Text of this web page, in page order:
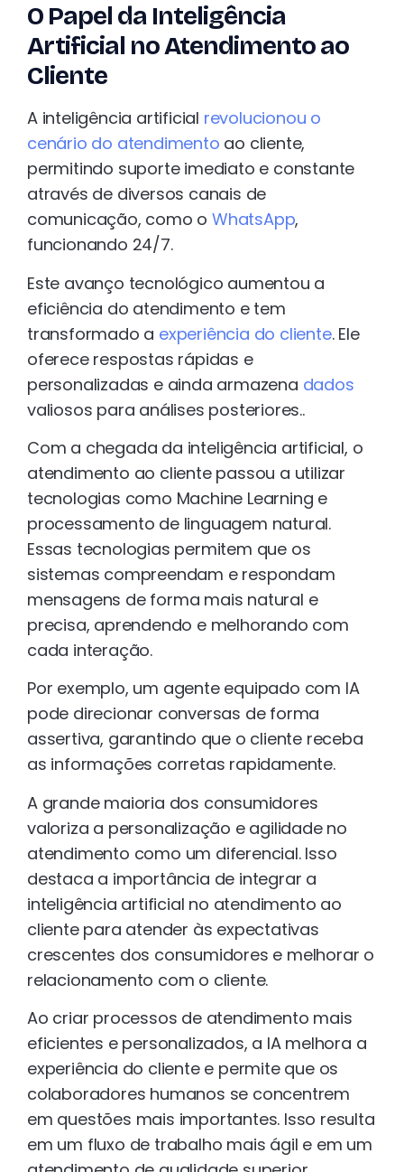
O Papel da Inteligência
Artificial no Atendimento ao
Cliente
A inteligência artificial revolucionou o
cenário do atendimento ao cliente,
permitindo suporte imediato e constante
através de diversos canais de
comunicação, como oWhatsApp,
funcionando 24/7.
Este avanço tecnológico aumentou a
eficiência do atendimento e tem
transformado a experiência do cliente. Ele
oferece respostas rápidas e
personalizadas e ainda armazena dados
valiosos para análises posteriores..
Com a chegada da inteligência artificial, o
atendimento ao cliente passou a utilizar
tecnologias como Machine Learning e
processamento de linguagem natural.
Essas tecnologias permitem que os
sistemas compreendam e respondam
mensagens de forma mais natural e
precisa, aprendendo e melhorando com
cada interação.
Por exemplo, um agente equipado com IA
pode direcionar conversas de forma
assertiva, garantindo que o cliente receba
as informações corretas rapidamente.
A grande maioria dos consumidores
valoriza a personalização e agilidade no
atendimento como um diferencial. Isso
destaca a importância de integrar a
inteligência artificial no atendimento ao
cliente para atender às expectativas
crescentes dos consumidores e melhorar o
relacionamento com o cliente.
Ao criar processos de atendimento mais
eficientes e personalizados, a IA melhora a
experiência do cliente e permite que os
colaboradores humanos se concentrem
em questões mais importantes. Isso resulta
em um fluxo de trabalho mais ágil e em um